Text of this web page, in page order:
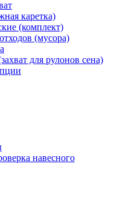
каретка)
(комплект)
(мусора)
для рулонов сена)
навесного